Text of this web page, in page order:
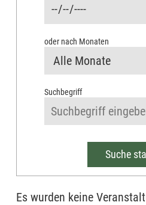
oder nach Monaten
Suchbegriff
Suche
Es wurden keine